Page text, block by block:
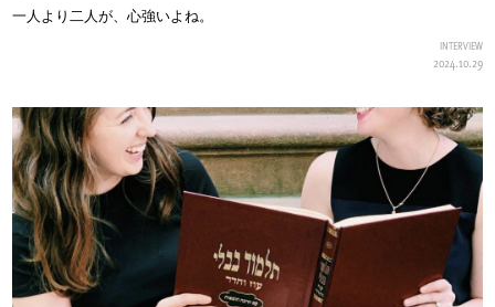
一人より二人が、心強いよね。
INTERVIEW
2024.10.29